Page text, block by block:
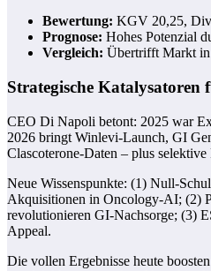
Bewertung: KGV 20,25,
Prognose: Hohes Potenzial
Vergleich: Übertrifft Markt
Strategische Katalysatoren
CEO Di Napoli betont: 2025 war
2026 bringt Winlevi-Launch, GI
Clascoterone-Daten – plus selektive
Neue Wissenspunkte: (1) Null-
Akquisitionen in Oncology-AI; (2)
revolutionieren GI-Nachsorge; (3)
Appeal.
Die vollen Ergebnisse heute